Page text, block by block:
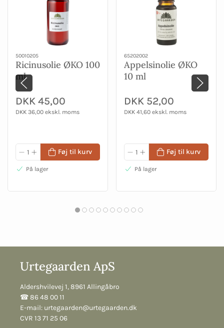
50010205
Ricinusolie ØKO 100
ml
DKK 45,00
DKK 36,00 ekskl. moms
Føj til kurv
På lager
65202002
Appelsinolie ØKO
10 ml
DKK 52,00
DKK 41,60 ekskl. moms
Føj til kurv
På lager
Urtegaarden ApS
Aldershvilevej 1, 8961 Allingåbro
☎︎ 86 48 00 11
E-mail: urtegaarden@urtegaarden.dk
CVR 13 71 25 06